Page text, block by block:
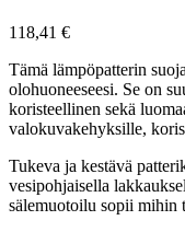
118,41 €
Tämä lämpöpatterin
olohuoneeseesi. Se on
koristeellinen sekä
valokuvakehyksille,
Tukeva ja kestävä
vesipohjaisella
sälemuotoilu sopii mihin